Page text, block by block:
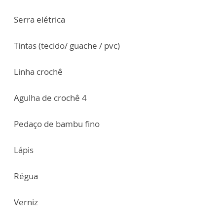
Serra elétrica
Tintas (tecido/ guache / pvc)
Linha crochê
Agulha de crochê 4
Pedaço de bambu fino
Lápis
Régua
Verniz